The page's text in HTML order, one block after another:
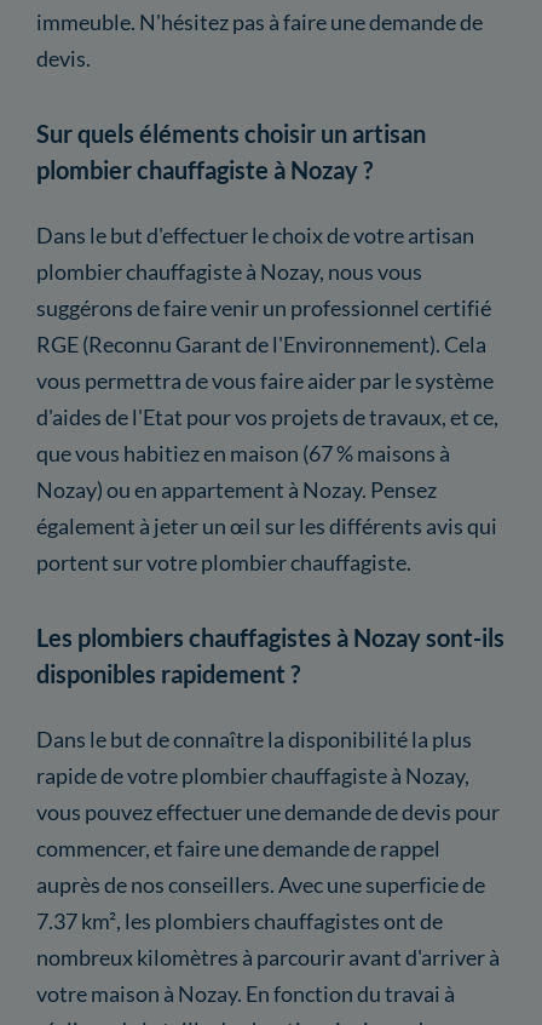
immeuble. N'hésitez pas à faire une demande de
devis.
Sur quels éléments choisir un artisan
plombier chauffagiste à Nozay ?
Dans le but d'effectuer le choix de votre artisan
plombier chauffagiste à Nozay, nous vous
suggérons de faire venir un professionnel certifié
RGE (Reconnu Garant de l'Environnement). Cela
vous permettra de vous faire aider par le système
d'aides de l'Etat pour vos projets de travaux, et ce,
que vous habitiez en maison (67 % maisons à
Nozay) ou en appartement à Nozay. Pensez
également à jeter un œil sur les différents avis qui
portent sur votre plombier chauffagiste.
Les plombiers chauffagistes à Nozay sont-ils
disponibles rapidement ?
Dans le but de connaître la disponibilité la plus
rapide de votre plombier chauffagiste à Nozay,
vous pouvez effectuer une demande de devis pour
commencer, et faire une demande de rappel
auprès de nos conseillers. Avec une superficie de
7.37 km², les plombiers chauffagistes ont de
nombreux kilomètres à parcourir avant d'arriver à
votre maison à Nozay. En fonction du travai à